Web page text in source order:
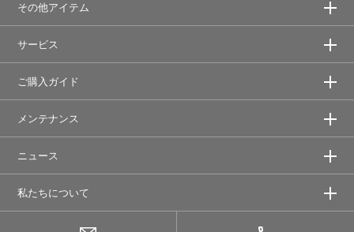
その他アイテム
サービス
ご購入ガイド
メンテナンス
ニュース
私たちについて